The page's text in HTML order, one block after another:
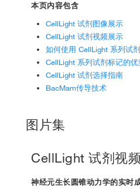
本页内容包含
CellLight 试剂图像展示
CellLight 试剂视频展示
如何使用 CellLight 系列试
CellLight 系列试剂标记的优
CellLight 试剂选择指南
BacMam传导技术
图片集
CellLight 试剂视
神经元生长圆锥动力学的实时